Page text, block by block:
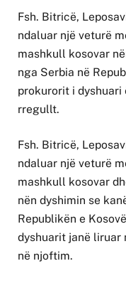
Fsh. Bitricë,
ndaluar një veturë
mashkull kosovar
nga Serbia në
prokurorit i
rregullt.
Fsh. Bitricë,
ndaluar një veturë
mashkull kosovar
nën dyshimin se
Republikën e
dyshuarit janë liruar
në njoftim.